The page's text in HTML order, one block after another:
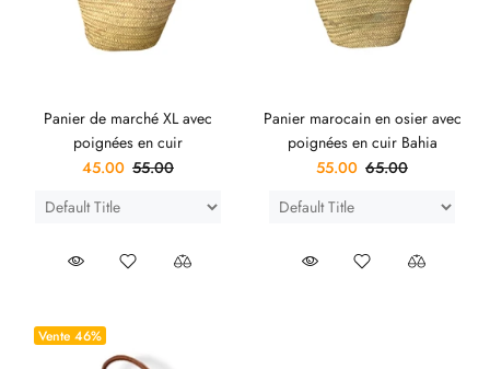
Panier de marché XL avec
poignées en cuir
45.00 55.00
Panier marocain en osier avec
poignées en cuir Bahia
55.00 65.00
Vente 46%